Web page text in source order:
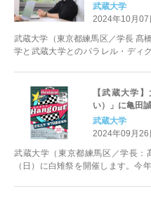
武蔵大学
2024年10月07
武蔵大学（東京都練馬区／学長 髙
学と武蔵大学とのパラレル・ディ
【武蔵大学
い）」に亀田
月2日（土）開
武蔵大学
2024年09月26
武蔵大学（東京都練馬区／学長
（日）に白雉祭を開催します。今